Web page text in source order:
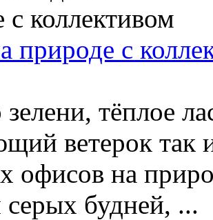
природе с
зелени, тёплое
ветерок так
офисов на
серых будней, ...